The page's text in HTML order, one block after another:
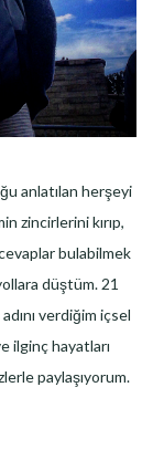
anlatılan herşeyi
zincirlerini kırıp,
bulabilmek
düştüm. 21
verdiğim içsel
ilginç hayatları
paylaşıyorum.